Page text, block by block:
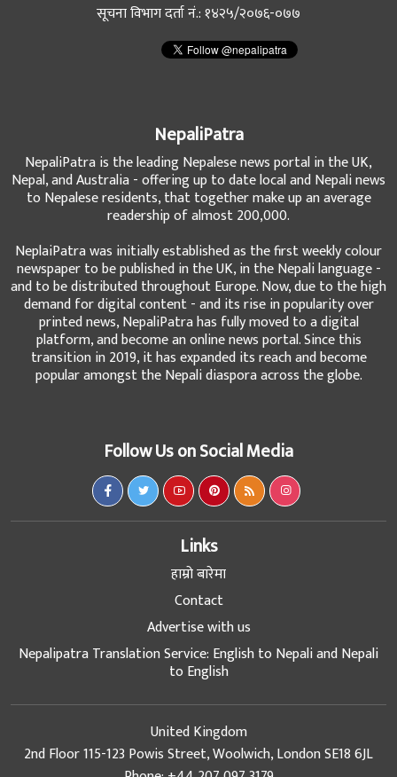
सूचना विभाग दर्ता नं.: १४२५/२०७६-०७७
NepaliPatra
NepaliPatra is the leading Nepalese news portal in the UK,
Nepal, and Australia - offering up to date local and Nepali news
to Nepalese residents, that together make up an average
readership of almost 200,000.
NeplaiPatra was initially established as the first weekly colour
newspaper to be published in the UK, in the Nepali language -
and to be distributed throughout Europe. Now, due to the high
demand for digital content - and its rise in popularity over
printed news, NepaliPatra has fully moved to a digital
platform, and become an online news portal. Since this
transition in 2019, it has expanded its reach and become
popular amongst the Nepali diaspora across the globe.
Follow Us on Social Media
Links
हाम्रो बारेमा
Contact
Advertise with us
Nepalipatra Translation Service: English to Nepali and Nepali
to English
United Kingdom
2nd Floor 115-123 Powis Street, Woolwich, London SE18 6JL